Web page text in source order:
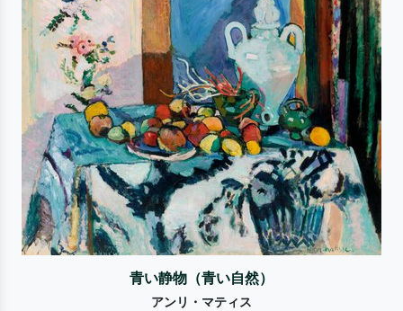
青い静物（青い自然）
アンリ・マティス